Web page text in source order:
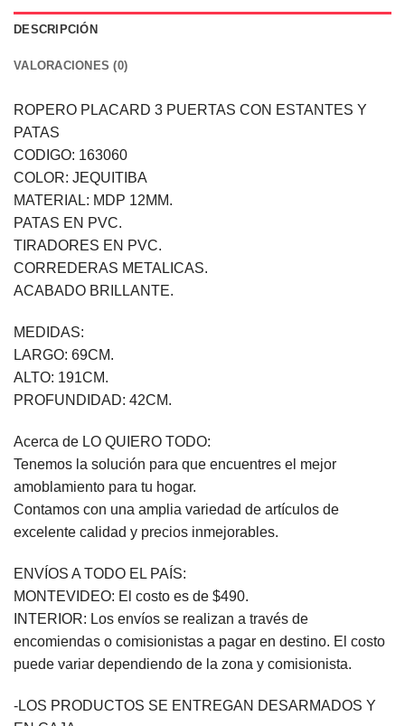
DESCRIPCIÓN
VALORACIONES (0)
ROPERO PLACARD 3 PUERTAS CON ESTANTES Y
PATAS
CODIGO: 163060
COLOR: JEQUITIBA
MATERIAL: MDP 12MM.
PATAS EN PVC.
TIRADORES EN PVC.
CORREDERAS METALICAS.
ACABADO BRILLANTE.
MEDIDAS:
LARGO: 69CM.
ALTO: 191CM.
PROFUNDIDAD: 42CM.
Acerca de LO QUIERO TODO:
Tenemos la solución para que encuentres el mejor
amoblamiento para tu hogar.
Contamos con una amplia variedad de artículos de
excelente calidad y precios inmejorables.
ENVÍOS A TODO EL PAÍS:
MONTEVIDEO: El costo es de $490.
INTERIOR: Los envíos se realizan a través de
encomiendas o comisionistas a pagar en destino. El costo
puede variar dependiendo de la zona y comisionista.
-LOS PRODUCTOS SE ENTREGAN DESARMADOS Y